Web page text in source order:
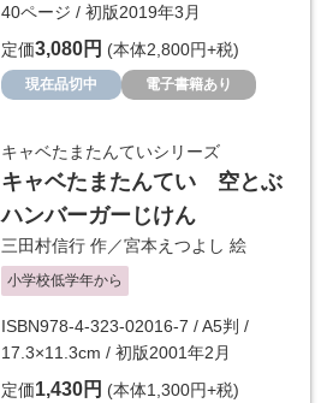
40ページ / 初版2019年3月
定価3,080円 (本体2,800円+税)
現在品切中 電子書籍あり
キャベたまたんていシリーズ
キャベたまたんてい 空とぶ
ハンバーガーじけん
三田村信行 作／宮本えつよし 絵
小学校低学年から
ISBN978-4-323-02016-7 / A5判 /
17.3×11.3cm / 初版2001年2月
定価1,430円 (本体1,300円+税)